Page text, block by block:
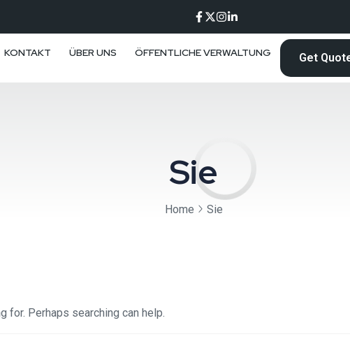
KONTAKT ÜBER UNS ÖFFENTLICHE VERWALTUNG Get
Sie
Home Sie
for. Perhaps searching can help.